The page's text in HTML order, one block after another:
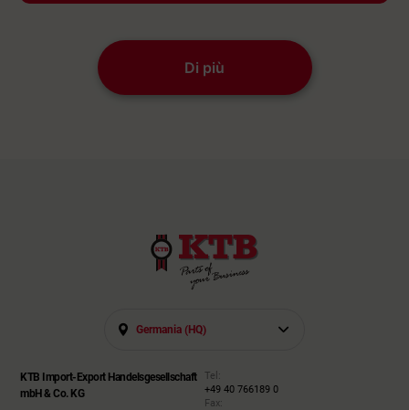
Di più
Germania (HQ)
KTB Import-Export Handelsgesellschaft
mbH & Co. KG
Tel:
+49 40 766189 0
Fax: